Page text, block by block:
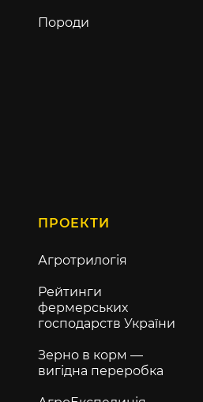
Породи
ПРОЕКТИ
Агротрилогія
Рейтинги
фермерських
господарств України
Зерно в корм —
вигідна переробка